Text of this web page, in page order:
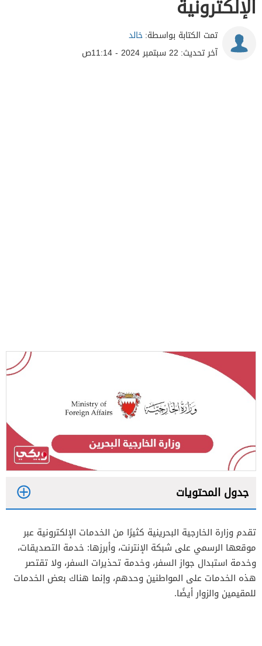
الإلكترونية
تمت الكتابة بواسطة:خالد
آخر تحديث: 22 سبتمبر 2024 - 11:14ص
جدول المحتويات
2
تقدم وزارة الخارجية البحرينية كثيرًا من الخدمات الإلكترونية عبر
موقعها الرسمي على شبكة الإنترنت، وأبرزها: خدمة التصديقات،
وخدمة استبدال جواز السفر، وخدمة تحذيرات السفر، ولا تقتصر
هذه الخدمات على المواطنين وحدهم، وإنما هناك بعض الخدمات
للمقيمين والزوار أيضًا.